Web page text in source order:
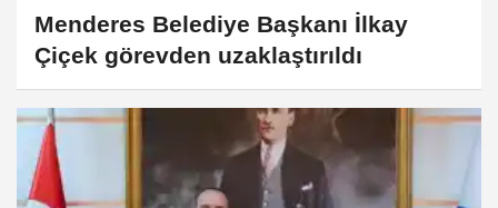
Menderes Belediye Başkanı İlkay
Çiçek görevden uzaklaştırıldı